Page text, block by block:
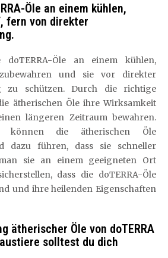
Öle an einem kühlen,
fern von direkter
Öle an einem kühlen,
und sie vor direkter
zu schützen. Durch die richtige
ätherischen Öle ihre Wirksamkeit
längeren Zeitraum bewahren.
die ätherischen Öle
dazu führen, dass sie schneller
sie an einem geeigneten Ort
dass die doTERRA-Öle
und ihre heilenden Eigenschaften
ätherischer Öle von doTERRA
solltest du dich